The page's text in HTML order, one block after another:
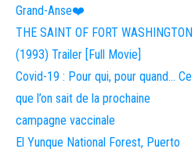
Grand-Anse❤️
THE SAINT OF FORT WASHINGTON
(1993) Trailer [Full Movie]
Covid-19 : Pour qui, pour quand… Ce
que l’on sait de la prochaine
campagne vaccinale
El Yunque National Forest, Puerto